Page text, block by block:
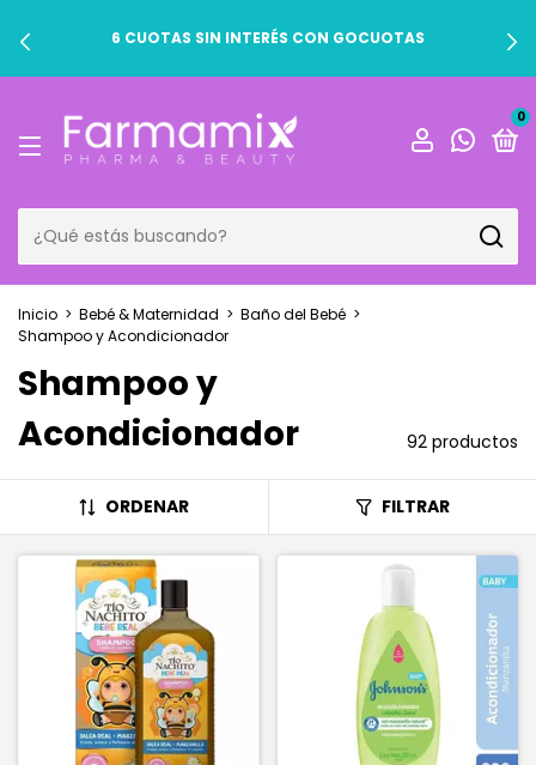
6 CUOTAS SIN INTERÉS CON GOCUOTAS
0
Inicio > Bebé & Maternidad > Baño del Bebé >
Shampoo y Acondicionador
Shampoo y
Acondicionador
92 productos
ORDENAR FILTRAR